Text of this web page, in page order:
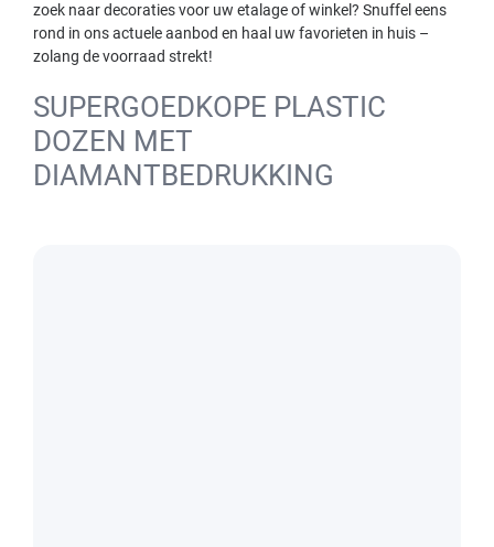
zoek naar decoraties voor uw etalage of winkel? Snuffel eens
rond in ons actuele aanbod en haal uw favorieten in huis –
zolang de voorraad strekt!
SUPERGOEDKOPE PLASTIC
DOZEN MET
DIAMANTBEDRUKKING